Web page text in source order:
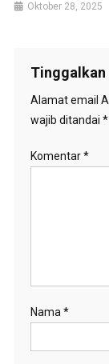
Oktober 28, 2025
Tinggalkan
Alamat email
wajib ditandai *
Komentar*
Nama*